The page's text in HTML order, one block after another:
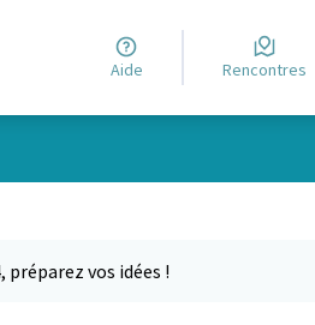
Aide Rencontres
vos idées !